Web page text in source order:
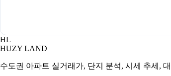
HL
HUZY LAND
수도권 아파트 실거래가, 단지 분석, 시세 추세,